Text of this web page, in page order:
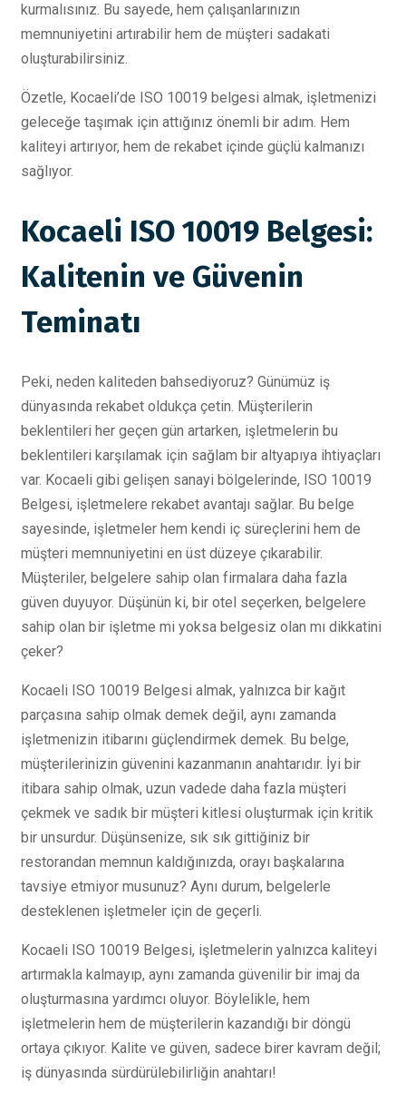
kurmalısınız. Bu sayede, hem çalışanlarınızın
memnuniyetini artırabilir hem de müşteri sadakati
oluşturabilirsiniz.
Özetle, Kocaeli’de ISO 10019 belgesi almak, işletmenizi
geleceğe taşımak için attığınız önemli bir adım. Hem
kaliteyi artırıyor, hem de rekabet içinde güçlü kalmanızı
sağlıyor.
Kocaeli ISO 10019 Belgesi:
Kalitenin ve Güvenin
Teminatı
Peki, neden kaliteden bahsediyoruz? Günümüz iş
dünyasında rekabet oldukça çetin. Müşterilerin
beklentileri her geçen gün artarken, işletmelerin bu
beklentileri karşılamak için sağlam bir altyapıya ihtiyaçları
var. Kocaeli gibi gelişen sanayi bölgelerinde, ISO 10019
Belgesi, işletmelere rekabet avantajı sağlar. Bu belge
sayesinde, işletmeler hem kendi iç süreçlerini hem de
müşteri memnuniyetini en üst düzeye çıkarabilir.
Müşteriler, belgelere sahip olan firmalara daha fazla
güven duyuyor. Düşünün ki, bir otel seçerken, belgelere
sahip olan bir işletme mi yoksa belgesiz olan mı dikkatini
çeker?
Kocaeli ISO 10019 Belgesi almak, yalnızca bir kağıt
parçasına sahip olmak demek değil, aynı zamanda
işletmenizin itibarını güçlendirmek demek. Bu belge,
müşterilerinizin güvenini kazanmanın anahtarıdır. İyi bir
itibara sahip olmak, uzun vadede daha fazla müşteri
çekmek ve sadık bir müşteri kitlesi oluşturmak için kritik
bir unsurdur. Düşünsenize, sık sık gittiğiniz bir
restorandan memnun kaldığınızda, orayı başkalarına
tavsiye etmiyor musunuz? Aynı durum, belgelerle
desteklenen işletmeler için de geçerli.
Kocaeli ISO 10019 Belgesi, işletmelerin yalnızca kaliteyi
artırmakla kalmayıp, aynı zamanda güvenilir bir imaj da
oluşturmasına yardımcı oluyor. Böylelikle, hem
işletmelerin hem de müşterilerin kazandığı bir döngü
ortaya çıkıyor. Kalite ve güven, sadece birer kavram değil;
iş dünyasında sürdürülebilirliğin anahtarı!